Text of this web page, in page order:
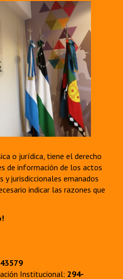
o jurídica, tiene el derecho
de información de los actos
jurisdiccionales emanados
indicar las razones que
Institucional: 294-